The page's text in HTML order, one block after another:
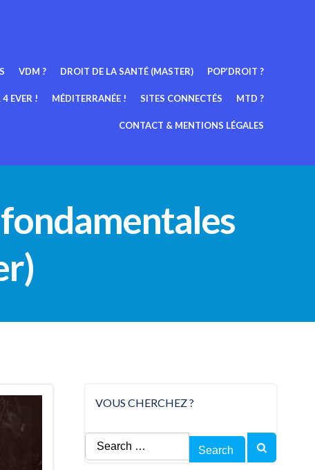
VDM ? DROIT DE LA SANTÉ (MASTER) POP’DROIT ?
4 EVER ! MÉDITERRANÉE ! SITES CONNECTÉS MTD ?
CONTACT & MENTIONS LÉGALES
VOUS CHERCHEZ ?
Search
for: